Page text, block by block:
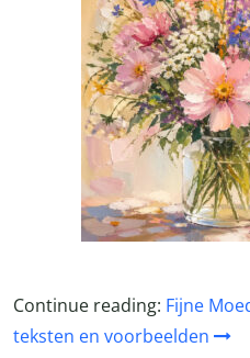
Continue reading: Fijne
teksten en voorbeelden